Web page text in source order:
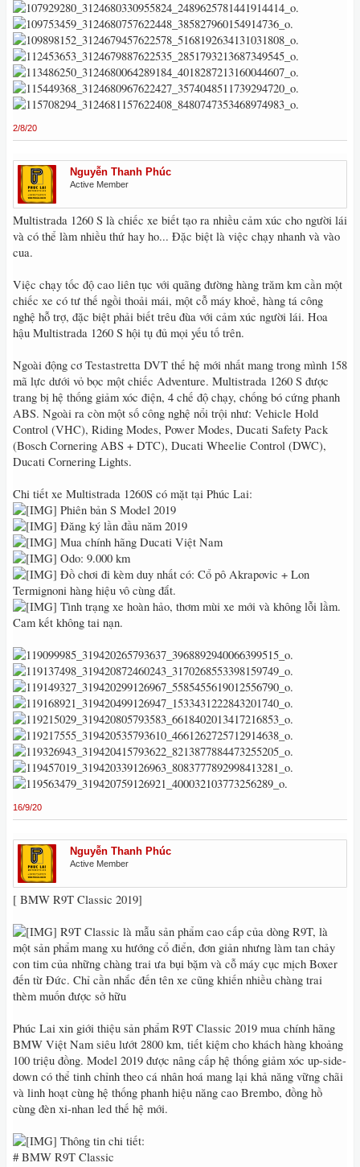
2/8/20
Nguyễn Thanh Phúc
Active Member
Multistrada 1260 S là chiếc xe biết tạo ra nhiều cảm xúc cho người lái
và có thể làm nhiều thứ hay ho... Đặc biệt là việc chạy nhanh và vào
cua.
Việc chạy tốc độ cao liên tục với quãng đường hàng trăm km cần một
chiếc xe có tư thế ngồi thoải mái, một cỗ máy khoẻ, hàng tá công
nghệ hỗ trợ, đặc biệt phải biết trêu đùa với cảm xúc người lái. Hoa
hậu Multistrada 1260 S hội tụ đủ mọi yếu tố trên.
Ngoài động cơ Testastretta DVT thế hệ mới nhất mang trong mình 158
mã lực dưới vỏ bọc một chiếc Adventure. Multistrada 1260 S được
trang bị hệ thống giảm xóc điện, 4 chế độ chạy, chống bó cứng phanh
ABS. Ngoài ra còn một số công nghệ nổi trội như: Vehicle Hold
Control (VHC), Riding Modes, Power Modes, Ducati Safety Pack
(Bosch Cornering ABS + DTC), Ducati Wheelie Control (DWC),
Ducati Cornering Lights.
Chi tiết xe Multistrada 1260S có mặt tại Phúc Lai:
Phiên bản S Model 2019
Đăng ký lần đầu năm 2019
Mua chính hãng Ducati Việt Nam
Odo: 9.000 km
Đồ chơi đi kèm duy nhất có: Cổ pô Akrapovic + Lon
Termignoni hàng hiệu vô cùng đắt.
Tình trạng xe hoàn hảo, thơm mùi xe mới và không lỗi lầm.
Cam kết không tai nạn.
16/9/20
Nguyễn Thanh Phúc
Active Member
[ BMW R9T Classic 2019]
R9T Classic là mẫu sản phẩm cao cấp của dòng R9T, là
một sản phẩm mang xu hướng cổ điển, đơn giản nhưng làm tan chảy
con tim của những chàng trai ưa bụi bặm và cỗ máy cục mịch Boxer
đến từ Đức. Chỉ cần nhắc đến tên xe cũng khiến nhiều chàng trai
thèm muốn được sở hữu
Phúc Lai xin giới thiệu sản phẩm R9T Classic 2019 mua chính hãng
BMW Việt Nam siêu lướt 2800 km, tiết kiệm cho khách hàng khoảng
100 triệu đồng. Model 2019 được nâng cấp hệ thống giảm xóc up-side-
down có thể tinh chỉnh theo cá nhân hoá mang lại khả năng vững chãi
và linh hoạt cùng hệ thống phanh hiệu năng cao Brembo, đồng hồ
cùng đèn xi-nhan led thế hệ mới.
Thông tin chi tiết:
# BMW R9T Classic